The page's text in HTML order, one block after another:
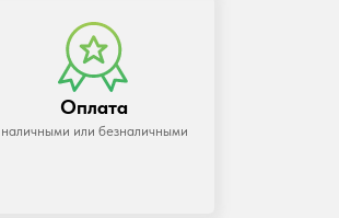
наличными или безналичными
Оплата